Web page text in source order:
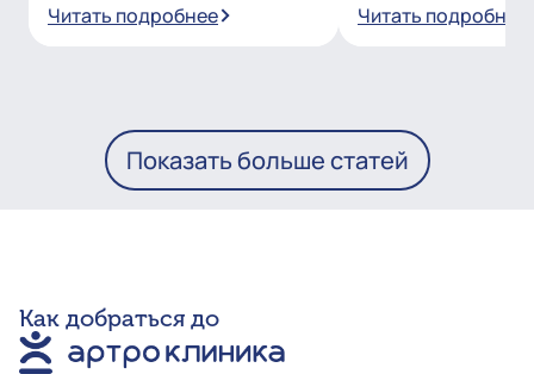
Читать подробнее Читать подробнее
Показать больше статей
Как добраться до